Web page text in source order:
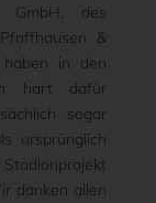
GmbH, des
&
in den
hart dafür
sogar
ursprünglich
danken allen